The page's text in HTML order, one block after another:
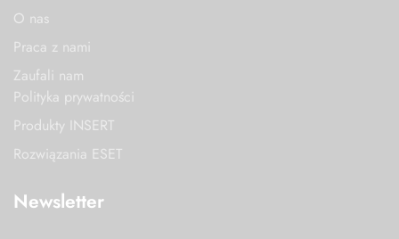
O nas
Praca z nami
Zaufali nam
Polityka prywatności
Produkty INSERT
Rozwiązania ESET
Newsletter